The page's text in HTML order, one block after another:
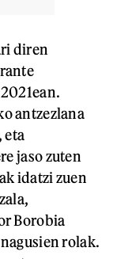
diren
antzezlana
eta
jaso zuten
idatzi zuen
Borobia
rolak.